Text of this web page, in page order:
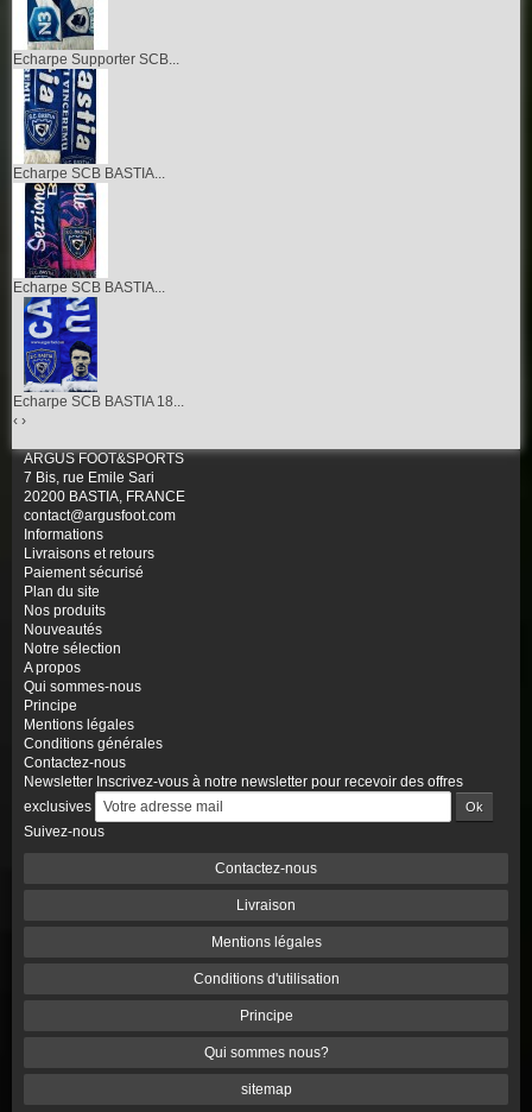
Echarpe Supporter SCB...
Echarpe SCB BASTIA...
Echarpe SCB BASTIA...
Echarpe SCB BASTIA 18...
‹ ›
ARGUS FOOT&SPORTS
7 Bis, rue Emile Sari
20200 BASTIA, FRANCE
contact@argusfoot.com
Informations
Livraisons et retours
Paiement sécurisé
Plan du site
Nos produits
Nouveautés
Notre sélection
A propos
Qui sommes-nous
Principe
Mentions légales
Conditions générales
Contactez-nous
Newsletter Inscrivez-vous à notre newsletter pour recevoir des offres
exclusives
Suivez-nous
Contactez-nous
Livraison
Mentions légales
Conditions d'utilisation
Principe
Qui sommes nous?
sitemap